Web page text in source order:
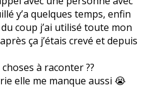
y’a quelques temps, enfin
coup j’ai utilisé toute mon
ça j’étais crevé et depuis
à raconter ??
elle me manque aussi 😭